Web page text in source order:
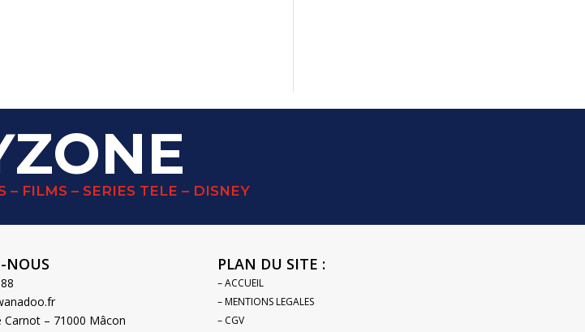
– FILMS – SERIES TELE – DISNEY
NOUS
Carnot – 71000 Mâcon
PLAN DU SITE :
– ACCUEIL
– MENTIONS LEGALES
– CGV